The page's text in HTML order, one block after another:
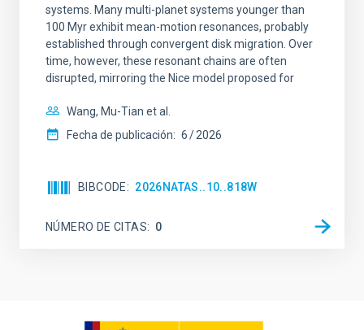
systems. Many multi-planet systems younger than
100 Myr exhibit mean-motion resonances, probably
established through convergent disk migration. Over
time, however, these resonant chains are often
disrupted, mirroring the Nice model proposed for
Wang, Mu-Tian et al.
Fecha de publicación: 6 2026
BIBCODE 2026NATAS..10..818W
NÚMERO DE CITAS 0